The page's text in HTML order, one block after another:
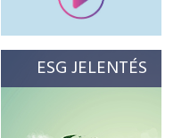
ESG JELENTÉS